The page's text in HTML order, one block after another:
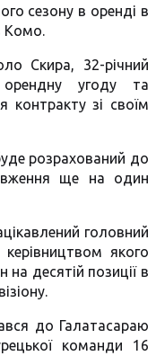
сезону в оренді в
Комо.
Скира, 32-річний
орендну угоду та
контракту зі своїм
розрахований до
ще на один
головний
якого
десятій позиції в
до Галатасараю
команди 16